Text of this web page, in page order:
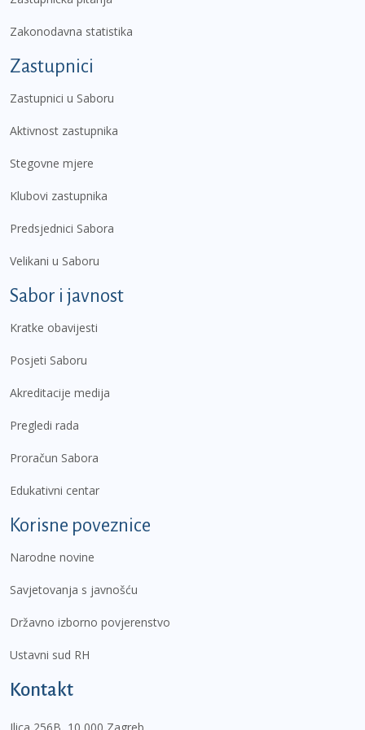
Zakonodavna statistika
Zastupnici
Zastupnici u Saboru
Aktivnost zastupnika
Stegovne mjere
Klubovi zastupnika
Predsjednici Sabora
Velikani u Saboru
Sabor i javnost
Kratke obavijesti
Posjeti Saboru
Akreditacije medija
Pregledi rada
Proračun Sabora
Edukativni centar
Korisne poveznice
Narodne novine
Savjetovanja s javnošću
Državno izborno povjerenstvo
Ustavni sud RH
Kontakt